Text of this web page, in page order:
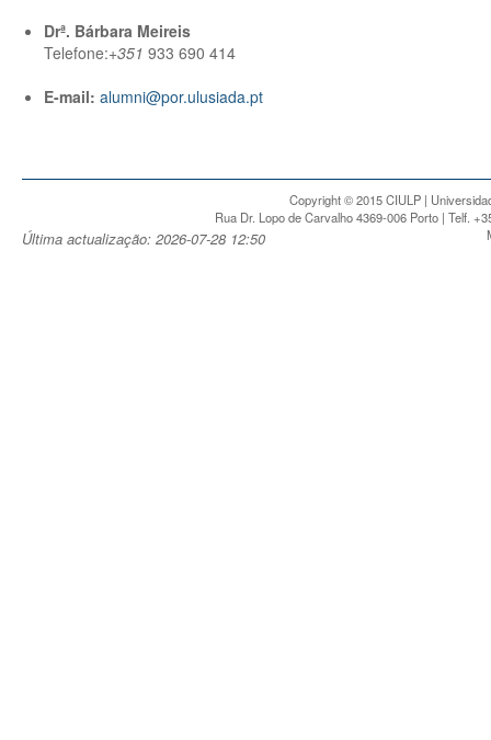
Drª. Bárbara Meireis
Telefone:+351 933 690 414
E-mail: alumni@por.ulusiada.pt
Última actualização: 2026-07-28 12:50
Copyright © 2015 CIULP |
Rua Dr. Lopo de Carvalho 4369-006 Porto | Telf.